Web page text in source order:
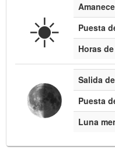
☀️
Puesta
Horas
Salida
Puesta
Luna